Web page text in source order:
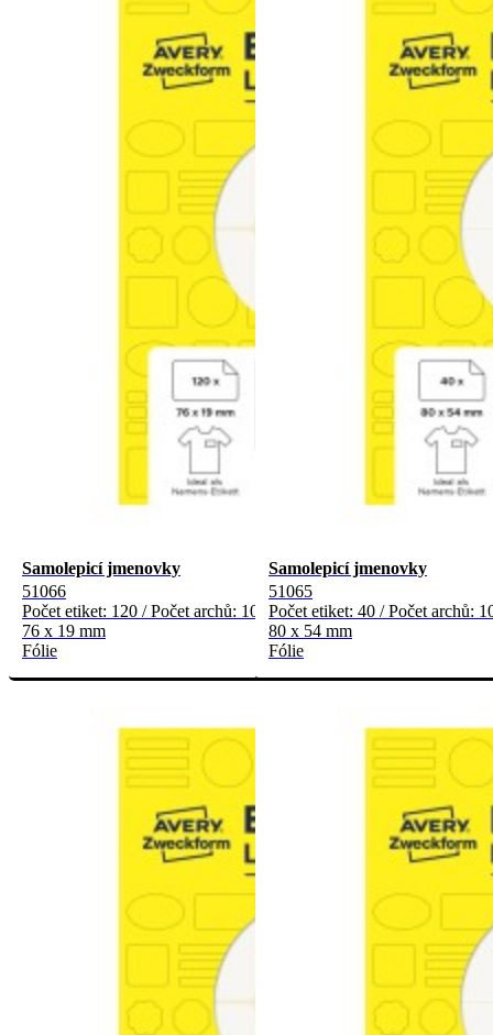
Samolepicí jmenovky
51066
Počet etiket: 120 / Počet archů: 10
76 x 19 mm
Fólie
Samolepicí jmenovky
51065
Počet etiket: 40 / Počet archů:
80 x 54 mm
Fólie